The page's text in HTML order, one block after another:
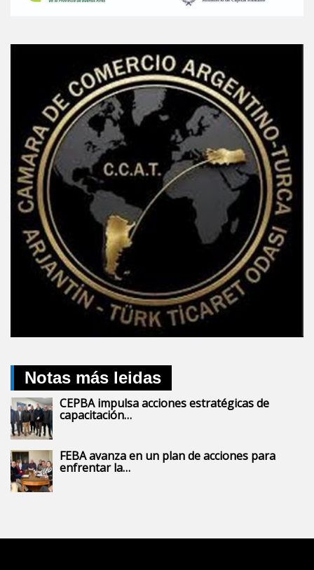
Notas más leidas
CEPBA impulsa acciones estratégicas de
capacitación…
FEBA avanza en un plan de acciones para
enfrentar la…